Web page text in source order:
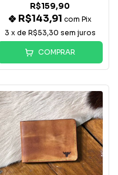
R$159,90
R$143,91 com Pix
3 x de R$53,30 sem juros
COMPRAR